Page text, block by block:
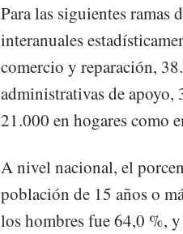
Para las siguientes ramas
interanuales
comercio y reparación,
administrativas de apoyo,
21.000 en hogares como
A nivel nacional, el
población de 15 años o
los hombres fue 64,0 %,